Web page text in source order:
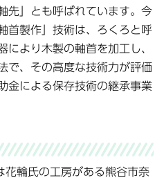
先」とも呼ばれています。今
首製作」技術は、ろくろと呼
により木製の軸首を加工し、
で、その高度な技術力が評価
金による保存技術の継承事業
輪氏の工房がある熊谷市奈